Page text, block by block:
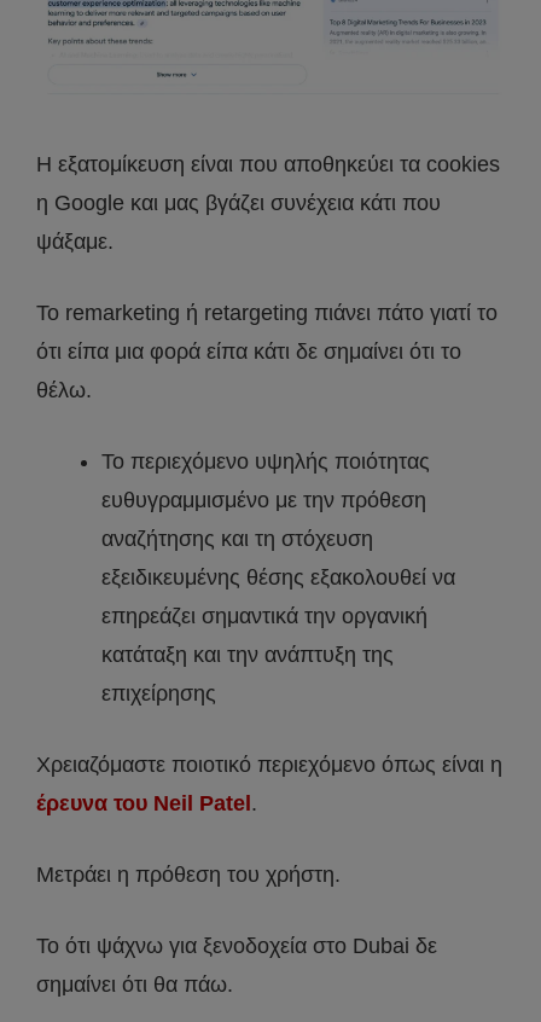
Η εξατομίκευση είναι που αποθηκεύει τα cookies
η Google και μας βγάζει συνέχεια κάτι που
ψάξαμε.
Το remarketing ή retargeting πιάνει πάτο γιατί το
ότι είπα μια φορά είπα κάτι δε σημαίνει ότι το
θέλω.
Το περιεχόμενο υψηλής ποιότητας
ευθυγραμμισμένο με την πρόθεση
αναζήτησης και τη στόχευση
εξειδικευμένης θέσης εξακολουθεί να
επηρεάζει σημαντικά την οργανική
κατάταξη και την ανάπτυξη της
επιχείρησης
Χρειαζόμαστε ποιοτικό περιεχόμενο όπως είναι η
έρευνα του Neil Patel .
Μετράει η πρόθεση του χρήστη.
Το ότι ψάχνω για ξενοδοχεία στο Dubai δε
σημαίνει ότι θα πάω.